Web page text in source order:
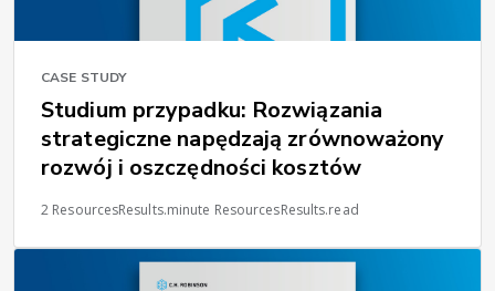
CASE STUDY
Studium przypadku: Rozwiązania
strategiczne napędzają zrównoważony
rozwój i oszczędności kosztów
2 ResourcesResults.minute ResourcesResults.read